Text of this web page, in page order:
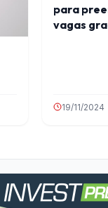
para
vagas
19/11/2024